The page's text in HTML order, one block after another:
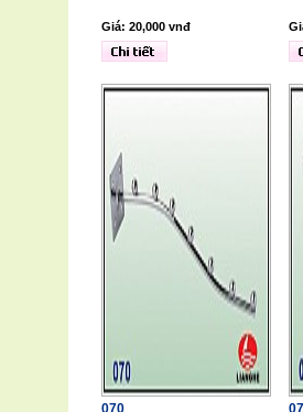
Giá: 20,000 vnđ
070